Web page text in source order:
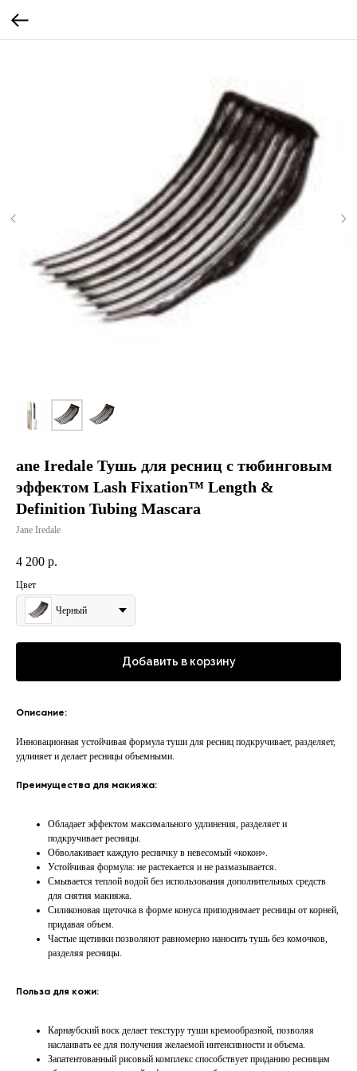
ane Iredale Тушь для ресниц с тюбинговым
эффектом Lash Fixation™ Length &
Definition Tubing Mascara
Jane Iredale
4 200 р.
Цвет
Черный
Добавить в корзину
Описание:
Инновационная устойчивая формула туши для ресниц подкручивает, разделяет,
удлиняет и делает ресницы объемными.
Преимущества для макияжа:
Обладает эффектом максимального удлинения, разделяет и
подкручивает ресницы.
Обволакивает каждую ресничку в невесомый «кокон».
Устойчивая формула: не растекается и не размазывается.
Смывается теплой водой без использования дополнительных средств
для снятия макияжа.
Силиконовая щеточка в форме конуса приподнимает ресницы от корней,
придавая объем.
Частые щетинки позволяют равномерно наносить тушь без комочков,
разделяя ресницы.
Польза для кожи:
Карнаубский воск делает текстуру туши кремообразной, позволяя
наслаивать ее для получения желаемой интенсивности и объема.
Запатентованный рисовый комплекс способствует приданию ресницам